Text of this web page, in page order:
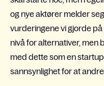
og nye aktører melder
vurderingene vi gjorde
nivå for alternativer, men
med dette som en
sannsynlighet for at